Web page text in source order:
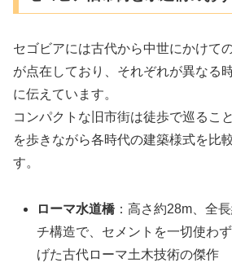
セゴビアには古代から中世にかけて
が点在しており、それぞれが異なる
に伝えています。
コンパクトな旧市街は徒歩で巡るこ
を歩きながら各時代の建築様式を比
す。
ローマ水道橋：高さ約28m、全
チ構造で、セメントを一切使わ
げた古代ローマ土木技術の傑作